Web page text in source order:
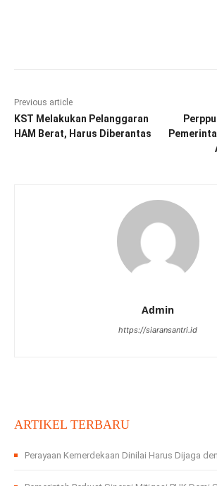
Previous article
KST Melakukan Pelanggaran
HAM Berat, Harus Diberantas
Admin
https://siaransantri.id
ARTIKEL TERBARU
Perayaan Kemerdekaan Dinilai Harus Dijaga